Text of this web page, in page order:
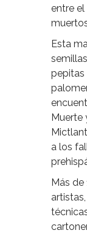
entre
Esta
pepitas
Muerte
a los
Más de